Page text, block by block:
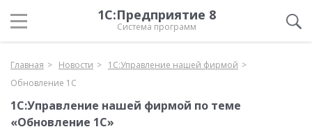
1С:Предприятие 8
Система программ
Главная Новости
1С:Управление нашей фирмой
Обновление 1С
1С:Управление нашей фирмой по теме
«Обновление 1С»